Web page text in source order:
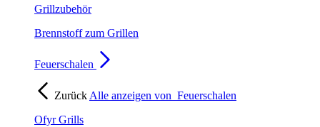
Grillzubehör
Brennstoff zum Grillen
Feuerschalen
Zurück Alle anzeigen von Feuerschalen
Ofyr Grills